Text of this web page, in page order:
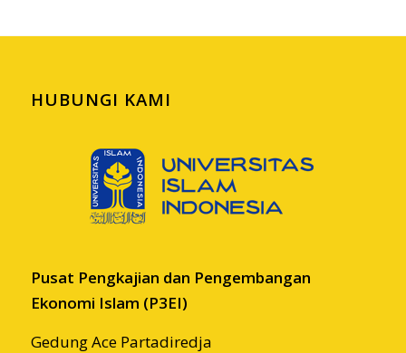
HUBUNGI KAMI
Pusat Pengkajian dan Pengembangan
Ekonomi Islam (P3EI)
Gedung Ace Partadiredja